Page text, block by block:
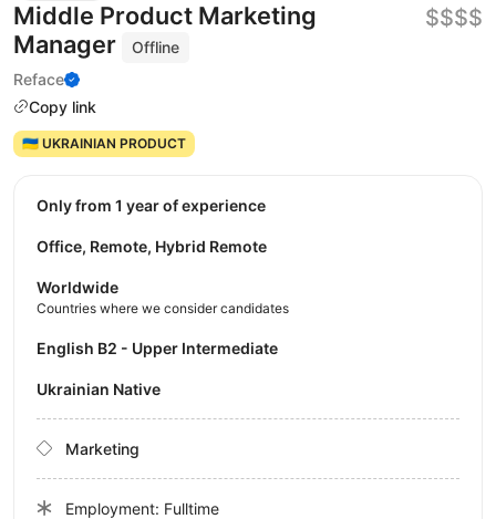
Middle Product Marketing
Manager
Offline
Reface
Copy link
$$$$
🇺🇦 UKRAINIAN PRODUCT
Only from 1 year of experience
Office, Remote, Hybrid Remote
Worldwide
Countries where we consider candidates
English B2 - Upper Intermediate
Ukrainian Native
Marketing
Employment: Fulltime